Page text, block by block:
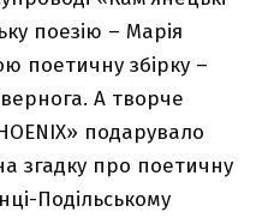
поезію – Марія
поетичну збірку –
А творче
подарувало
згадку про поетичну
Подільському